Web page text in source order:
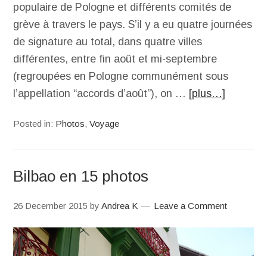
populaire de Pologne et différents comités de
grève à travers le pays. S’il y a eu quatre journées
de signature au total, dans quatre villes
différentes, entre fin août et mi-septembre
(regroupées en Pologne communément sous
l’appellation “accords d’août”), on … [plus…]
Posted in: Photos,Voyage
Bilbao en 15 photos
26 December 2015 byAndrea K Leave a Comment